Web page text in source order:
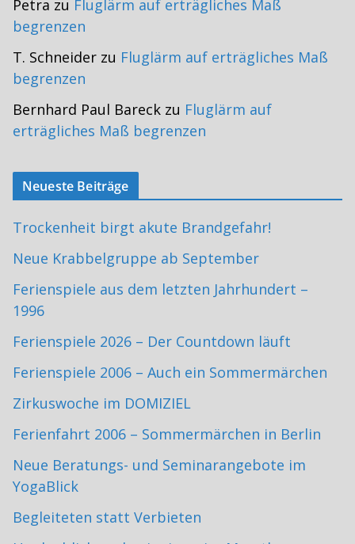
Petra zu Fluglärm auf erträgliches Maß
begrenzen
T. Schneider zu Fluglärm auf erträgliches Maß
begrenzen
Bernhard Paul Bareck zu Fluglärm auf
erträgliches Maß begrenzen
Neueste Beiträge
Trockenheit birgt akute Brandgefahr!
Neue Krabbelgruppe ab September
Ferienspiele aus dem letzten Jahrhundert –
1996
Ferienspiele 2026 – Der Countdown läuft
Ferienspiele 2006 – Auch ein Sommermärchen
Zirkuswoche im DOMIZIEL
Ferienfahrt 2006 – Sommermärchen in Berlin
Neue Beratungs- und Seminarangebote im
YogaBlick
Begleiteten statt Verbieten